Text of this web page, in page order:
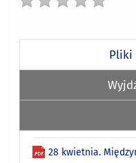
Pliki
28 kwietnia.